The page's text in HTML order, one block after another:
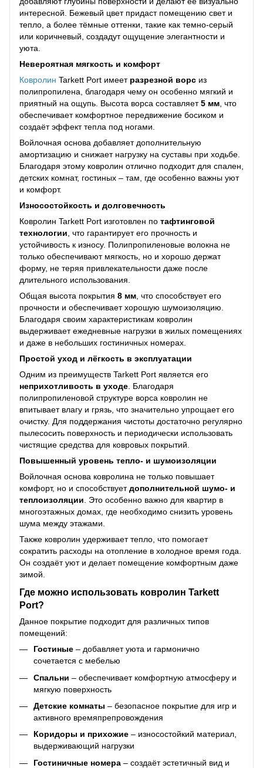
интересной. Бежевый цвет придаст помещению свет и
тепло, а более тёмные оттенки, такие как темно-серый
или коричневый, создадут ощущение элегантности и
уюта.
Невероятная мягкость и комфорт
Ковролин Tarkett Port имеет разрезной ворс из
полипропилена, благодаря чему он особенно мягкий и
приятный на ощупь. Высота ворса составляет5 мм , что
обеспечивает комфортное передвижение босиком и
создаёт эффект тепла под ногами.
Войлочная основа добавляет дополнительную
амортизацию и снижает нагрузку на суставы при ходьбе.
Благодаря этому ковролин отлично подходит для спален,
детских комнат, гостиных – там, где особенно важны уют
и комфорт.
Износостойкость и долговечность
Ковролин Tarkett Port изготовлен по тафтинговой
технологии , что гарантирует его прочность и
устойчивость к износу. Полипропиленовые волокна не
только обеспечивают мягкость, но и хорошо держат
форму, не теряя привлекательности даже после
длительного использования.
Общая высота покрытия 8 мм , что способствует его
прочности и обеспечивает хорошую шумоизоляцию.
Благодаря своим характеристикам ковролин
выдерживает ежедневные нагрузки в жилых помещениях
и даже в небольших гостиничных номерах.
Простой уход и лёгкость в эксплуатации
Одним из преимуществ Tarkett Port является его
неприхотливость в уходе . Благодаря
полипропиленовой структуре ворса ковролин не
впитывает влагу и грязь, что значительно упрощает его
очистку. Для поддержания чистоты достаточно регулярно
пылесосить поверхность и периодически использовать
чистящие средства для ковровых покрытий.
Повышенный уровень тепло- и шумоизоляции
Войлочная основа ковролина не только повышает
комфорт, но и способствуетдополнительной шумо- и
теплоизоляции . Это особенно важно для квартир в
многоэтажных домах, где необходимо снизить уровень
шума между этажами.
Также ковролин удерживает тепло, что помогает
сократить расходы на отопление в холодное время года.
Он создаёт уют и делает помещение комфортным даже
зимой.
Где можно использовать ковролин Tarkett
Port?
Данное покрытие подходит для различных типов
помещений:
Гостиные – добавляет уюта и гармонично
сочетается с мебелью
Спальни – обеспечивает комфортную атмосферу и
мягкую поверхность
Детские комнаты – безопасное покрытие для игр и
активного времяпрепровождения
Коридоры и прихожие – износостойкий материал,
выдерживающий нагрузки
Гостиничные номера – создаёт эстетичный вид и